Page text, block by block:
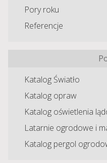
Pory roku
Referencje
Katalog Światło
Katalog opraw
Katalog oświetlenia
Latarnie ogrodowe i
Katalog pergol